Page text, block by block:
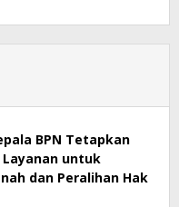
BPN Tetapkan
untuk
dan Peralihan Hak